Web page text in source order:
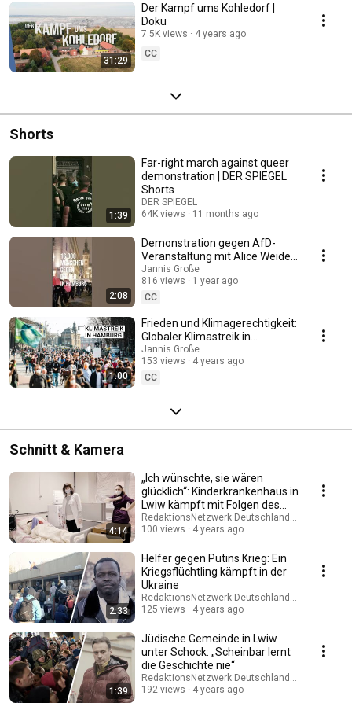
31:29
Der Kampf ums Kohledorf |
Doku
7.5K views
4 years ago
CC
Shorts
1:39
Far-right march against queer
demonstration | DER SPIEGEL
Shorts
DER SPIEGEL
64K views
11 months ago
2:08
Demonstration gegen AfD-
Veranstaltung mit Alice Weidel
in Hamburg
Jannis Große
816 views
1 year ago
CC
1:00
Frieden und Klimagerechtigkeit:
Globaler Klimastreik in
Hamburg
Jannis Große
153 views
4 years ago
CC
Schnitt & Kamera
4:14
„Ich wünschte, sie wären
glücklich“: Kinderkrankenhaus in
Lwiw kämpft mit Folgen des
Kriegs
RedaktionsNetzwerk Deutschland (RND)
100 views
4 years ago
2:33
Helfer gegen Putins Krieg: Ein
Kriegsflüchtling kämpft in der
Ukraine
RedaktionsNetzwerk Deutschland (RND)
125 views
4 years ago
1:39
Jüdische Gemeinde in Lwiw
unter Schock: „Scheinbar lernt
die Geschichte nie“
RedaktionsNetzwerk Deutschland (RND)
192 views
4 years ago